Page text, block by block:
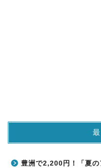
豊洲で2,200円！「夏